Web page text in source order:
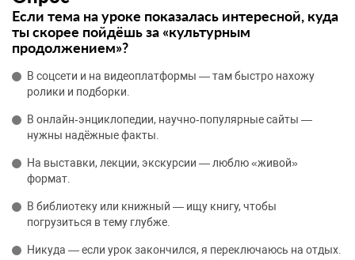
Если тема на уроке показалась интересной, куда
ты скорее пойдёшь за «культурным
продолжением»?
В соцсети и на видеоплатформы — там быстро нахожу
ролики и подборки.
В онлайн‑энциклопедии, научно‑популярные сайты —
нужны надёжные факты.
На выставки, лекции, экскурсии — люблю «живой»
формат.
В библиотеку или книжный — ищу книгу, чтобы
погрузиться в тему глубже.
Никуда — если урок закончился, я переключаюсь на отдых.